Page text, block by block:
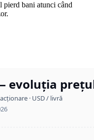
pierd bani atunci când